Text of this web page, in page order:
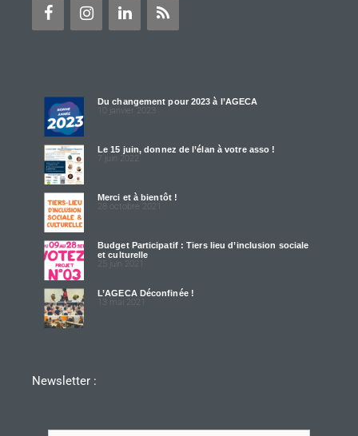
Du changement pour 2023 à l’AGECA
10 janvier 2023
Le 15 juin, donnez de l’élan à votre asso !
7 juin 2022
Merci et à bientôt !
28 octobre 2021
Budget Participatif : Tiers lieu d’inclusion sociale
et culturelle
25 juin 2021
L’AGECA Déconfinée !
13 mai 2021
Newsletter :